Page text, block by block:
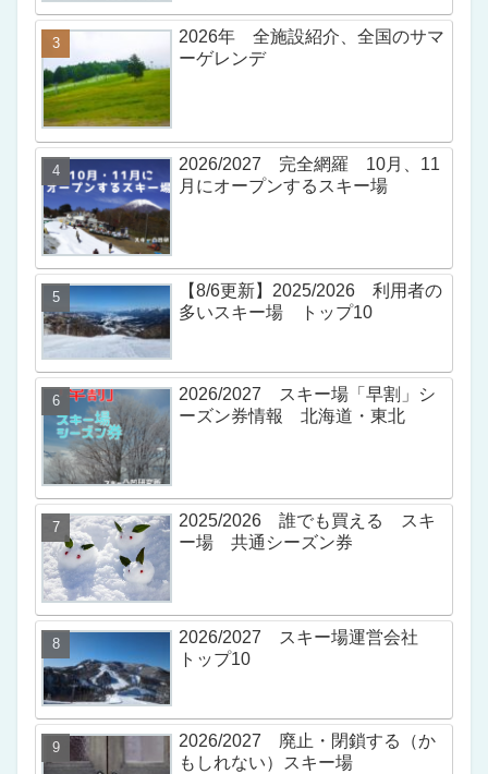
2026年 全施設紹介、全国のサマ
ーゲレンデ
2026/2027 完全網羅 10月、11
月にオープンするスキー場
【8/6更新】2025/2026 利用者の
多いスキー場 トップ10
2026/2027 スキー場「早割」シ
ーズン券情報 北海道・東北
2025/2026 誰でも買える スキ
ー場 共通シーズン券
2026/2027 スキー場運営会社
トップ10
2026/2027 廃止・閉鎖する（か
もしれない）スキー場